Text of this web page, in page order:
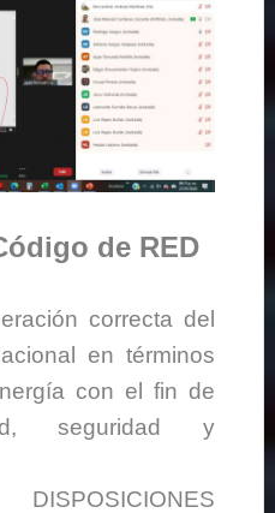
de RED
correcta del
en términos
con el fin de
seguridad y